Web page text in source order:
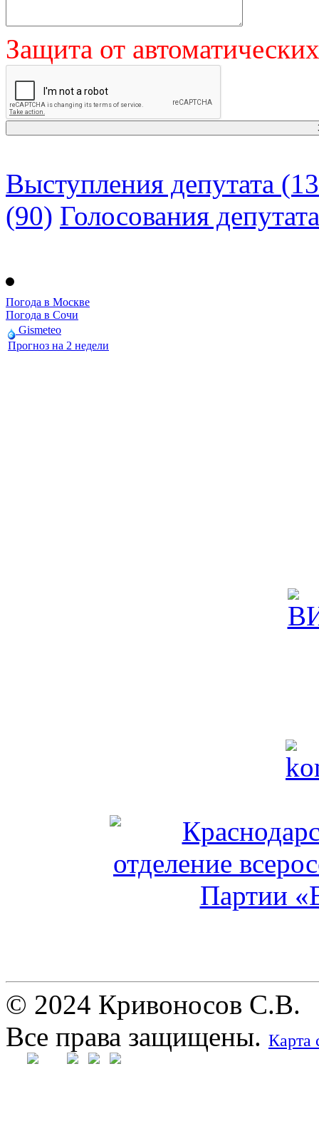
Защита от
Выступления депутата
(90) Голосования депутата
Погода в Москве
Погода в Сочи
Gismeteo
Прогноз на 2 недели
© 2024 Кривоносов С.В.
Все права защищены. Карта